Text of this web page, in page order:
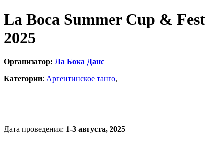
La Boca Summer Cup & Fest
2025
Организатор: Ла Бока Данс
Категории: Аргентинское танго,
Дата проведения: 1-3 августа, 2025